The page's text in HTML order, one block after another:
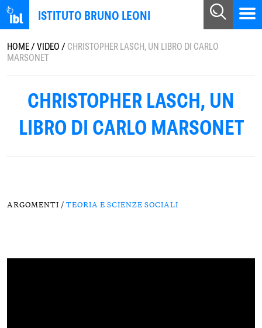
ISTITUTO BRUNO LEONI
HOME/VIDEO/CHRISTOPHER LASCH, UN LIBRO DI CARLO
MARSONET
CHRISTOPHER LASCH, UN
LIBRO DI CARLO MARSONET
ARGOMENTI / TEORIA E SCIENZE SOCIALI